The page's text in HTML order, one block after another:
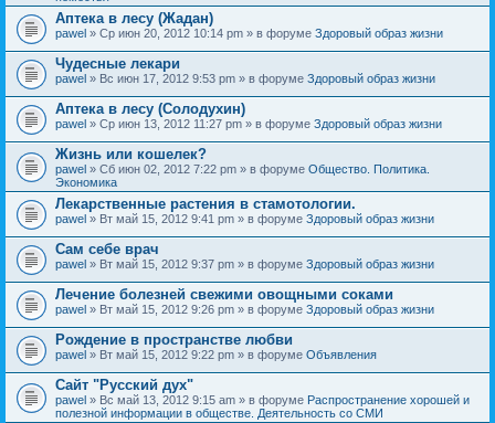
Аптека в лесу (Жадан)
pawel » Ср июн 20, 2012 10:14 pm » в форуме Здоровый образ жизни
Чудесные лекари
pawel » Вс июн 17, 2012 9:53 pm » в форуме Здоровый образ жизни
Аптека в лесу (Солодухин)
pawel » Ср июн 13, 2012 11:27 pm » в форуме Здоровый образ жизни
Жизнь или кошелек?
pawel » Сб июн 02, 2012 7:22 pm » в форуме Общество. Политика.
Экономика
Лекарственные растения в стамотологии.
pawel » Вт май 15, 2012 9:41 pm » в форуме Здоровый образ жизни
Сам себе врач
pawel » Вт май 15, 2012 9:37 pm » в форуме Здоровый образ жизни
Лечение болезней свежими овощными соками
pawel » Вт май 15, 2012 9:26 pm » в форуме Здоровый образ жизни
Рождение в пространстве любви
pawel » Вт май 15, 2012 9:22 pm » в форуме Объявления
Сайт "Русский дух"
pawel » Вс май 13, 2012 9:15 am » в форуме Распространение хорошей и
полезной информации в обществе. Деятельность со СМИ